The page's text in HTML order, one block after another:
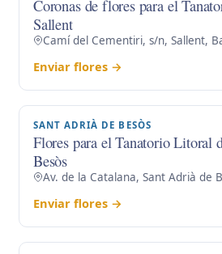
Coronas de flores para el
Sallent
Camí del Cementiri, s/n, Sallent,
Enviar flores →
SANT ADRIÀ DE BESÒS
Flores para el Tanatorio Litoral
Besòs
Av. de la Catalana, Sant Adrià de
Enviar flores →